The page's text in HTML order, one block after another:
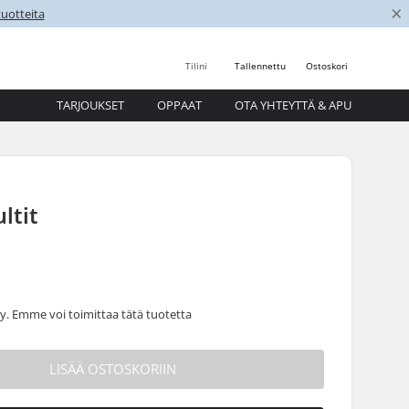
×
Ostoskori
Tallennettu
Tilini
TARJOUKSET OPPAAT OTA YHTEYTTÄ & APU
Emme voi toimittaa tätä tuotetta
LISÄÄ OSTOSKORIIN